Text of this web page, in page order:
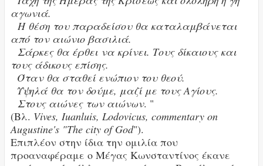
αγωνιά.
Η θέση του παραδείσου θα καταλαμβάνεται
από τον αιώνιο βασιλιά.
Σάρκες θα έρθει να κρίνει. Τους δίκαιους και
τους άδικους επίσης.
Όταν θα σταθεί ενώπιον του θεού.
Υψηλά θα τον δούμε, μαζί με τους Αγίους.
Στους αιώνες των αιώνων. "
(Βλ. Vives, Iuanluis, Lodovicus, commentary on
Augustine's "The city of God").
Επιπλέον στην ίδια την ομιλία που
προαναφέραμε ο Μέγας Κωνσταντίνος έκανε